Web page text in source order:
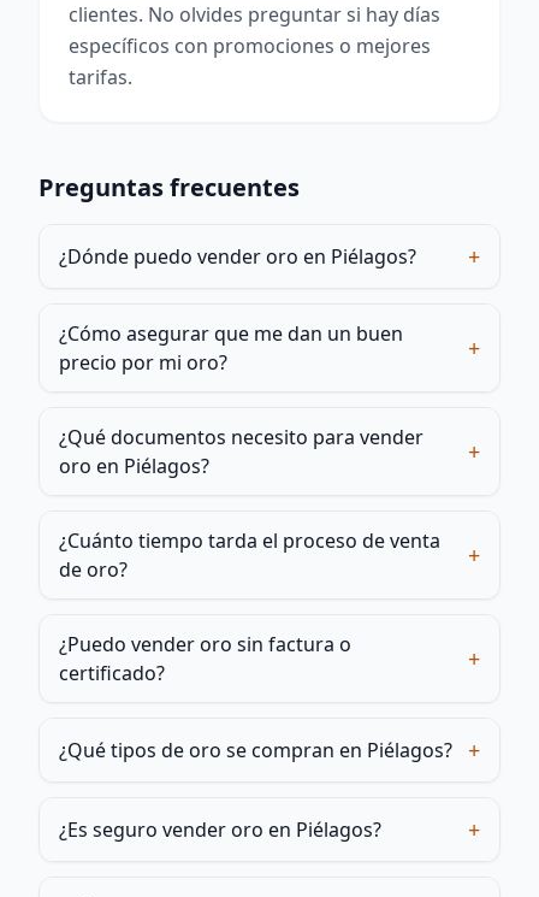
clientes. No olvides preguntar si hay días
específicos con promociones o mejores
tarifas.
Preguntas frecuentes
¿Dónde puedo vender oro en Piélagos? +
¿Cómo asegurar que me dan un buen
precio por mi oro?
+
¿Qué documentos necesito para vender
oro en Piélagos?
+
¿Cuánto tiempo tarda el proceso de venta
de oro?
+
¿Puedo vender oro sin factura o
certificado?
+
¿Qué tipos de oro se compran en Piélagos? +
¿Es seguro vender oro en Piélagos? +